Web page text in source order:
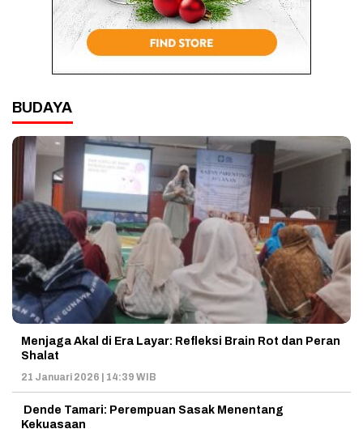
BUDAYA
Menjaga Akal di Era Layar: Refleksi Brain Rot dan Peran
Shalat
21 Januari 2026 | 14:39 WIB
Dende Tamari: Perempuan Sasak Menentang
Kekuasaan